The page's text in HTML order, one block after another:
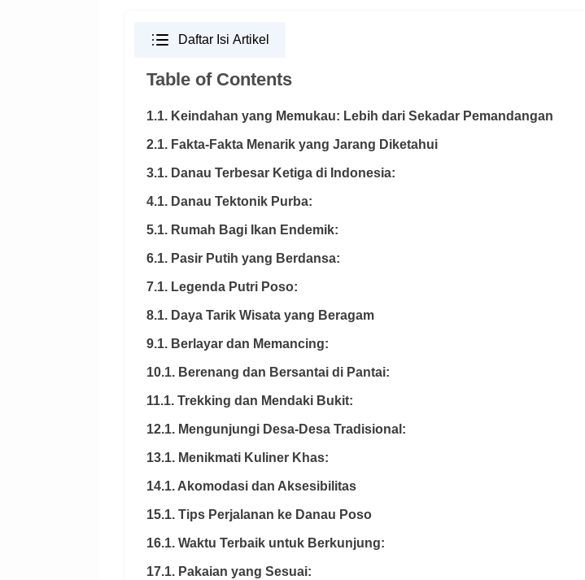
Daftar Isi Artikel
Table of Contents
1.1. Keindahan yang Memukau: Lebih dari Sekadar Pemandangan
2.1. Fakta-Fakta Menarik yang Jarang Diketahui
3.1. Danau Terbesar Ketiga di Indonesia:
4.1. Danau Tektonik Purba:
5.1. Rumah Bagi Ikan Endemik:
6.1. Pasir Putih yang Berdansa:
7.1. Legenda Putri Poso:
8.1. Daya Tarik Wisata yang Beragam
9.1. Berlayar dan Memancing:
10.1. Berenang dan Bersantai di Pantai:
11.1. Trekking dan Mendaki Bukit:
12.1. Mengunjungi Desa-Desa Tradisional:
13.1. Menikmati Kuliner Khas:
14.1. Akomodasi dan Aksesibilitas
15.1. Tips Perjalanan ke Danau Poso
16.1. Waktu Terbaik untuk Berkunjung:
17.1. Pakaian yang Sesuai: